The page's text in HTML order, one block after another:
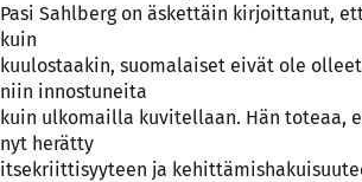
Pasi Sahlberg on äskettäin kirjoittanut,
kuin
kuulostaakin, suomalaiset eivät ole
niin innostuneita
kuin ulkomailla kuvitellaan. Hän toteaa,
nyt herätty
itsekriittisyyteen ja